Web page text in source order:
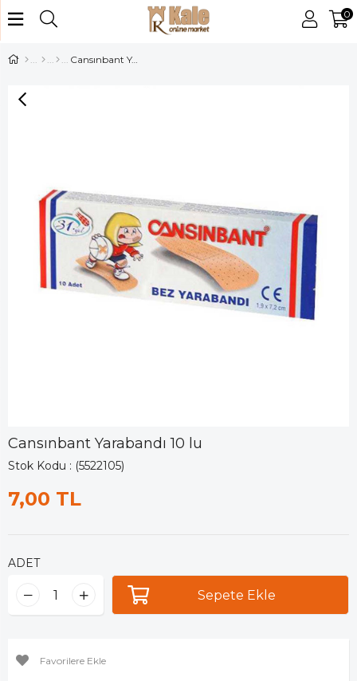
0
Cansınbant Yarabandı 10 lu
Cansınbant Yarabandı 10 lu
Stok Kodu (5522105)
7,00 TL
ADET
Favorilere Ekle